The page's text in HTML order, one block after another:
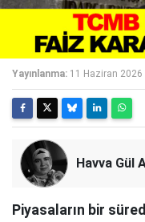
Yayınlanma: 11 Haziran 2026
Havva Gül
Piyasaların bir